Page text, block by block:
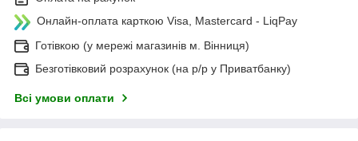
Онлайн-оплата карткою Visa, Mastercard - LiqPay
Готівкою (у мережі магазинів м. Вінниця)
Безготівковий розрахунок (на р/р у Приватбанку)
Всі умови оплати